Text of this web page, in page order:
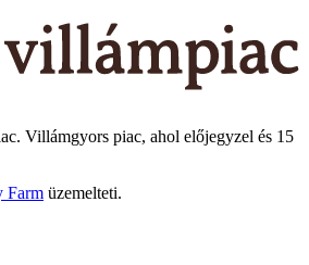
Villámgyors piac, ahol előjegyzel és 15
Farm üzemelteti.